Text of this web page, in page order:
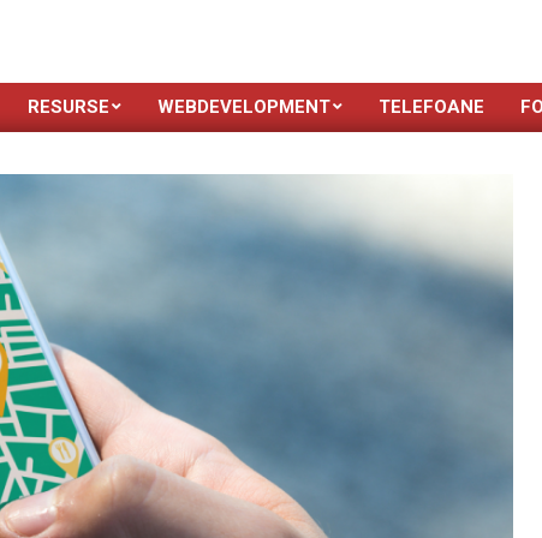
RESURSE WEBDEVELOPMENT TELEFOANE